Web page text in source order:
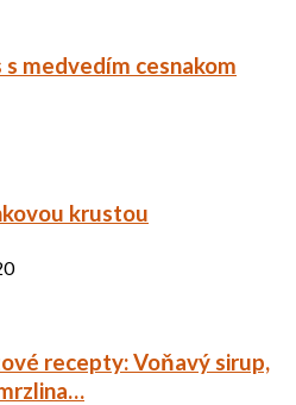
s medvedím cesnakom
krustou
recepty: Voňavý sirup,